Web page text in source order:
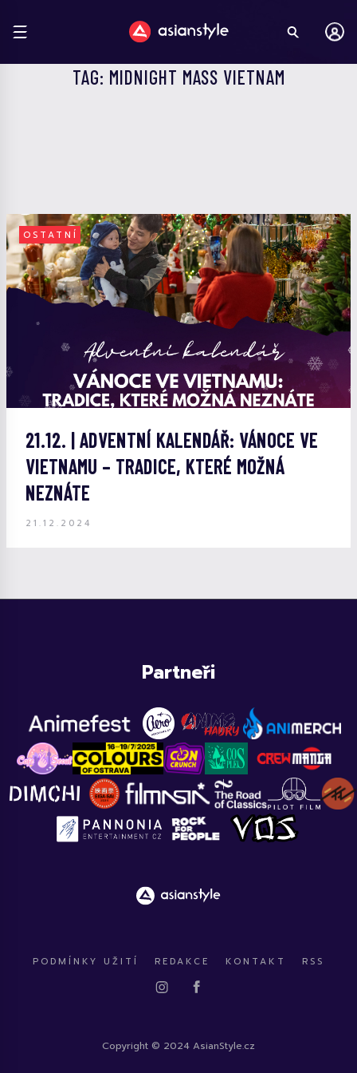
TAG: MIDNIGHT MASS VIETNAM
OSTATNÍ
21.12. | ADVENTNÍ KALENDÁŘ: VÁNOCE VE
VIETNAMU – TRADICE, KTERÉ MOŽNÁ
NEZNÁTE
21.12.2024
Partneři
PODMÍNKY UŽITÍ REDAKCE KONTAKT RSS
Copyright © 2024 AsianStyle.cz